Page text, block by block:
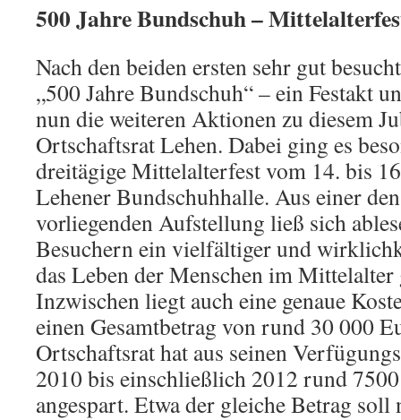
500 Jahre Bundschuh –
Nach den beiden ersten sehr gut
„500 Jahre Bundschuh“ – ein Festakt
nun die weiteren Aktionen zu diesem
Ortschaftsrat Lehen. Dabei ging es
dreitägige Mittelalterfest vom 14. bis
Lehener Bundschuhhalle. Aus einer
vorliegenden Aufstellung ließ sich
Besuchern ein vielfältiger und
das Leben der Menschen im
Inzwischen liegt auch eine genaue
einen Gesamtbetrag von rund 30 000
Ortschaftsrat hat aus seinen
2010 bis einschließlich 2012 rund
angespart. Etwa der gleiche Betrag soll